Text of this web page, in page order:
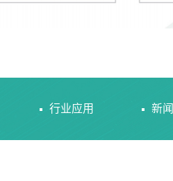
行业应用 新